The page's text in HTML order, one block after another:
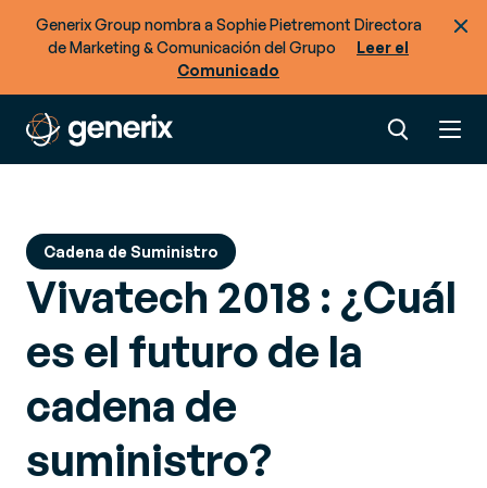
Generix Group nombra a Sophie Pietremont Directora
de Marketing & Comunicación del Grupo
Leer el
Comunicado
Cadena de Suministro
Vivatech 2018 : ¿Cuál
es el futuro de la
cadena de
suministro?